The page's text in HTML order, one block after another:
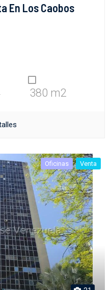
En Los Caobos
380 m2
Oficinas Venta